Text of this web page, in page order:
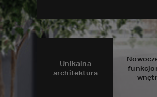
Unikalna
architektura